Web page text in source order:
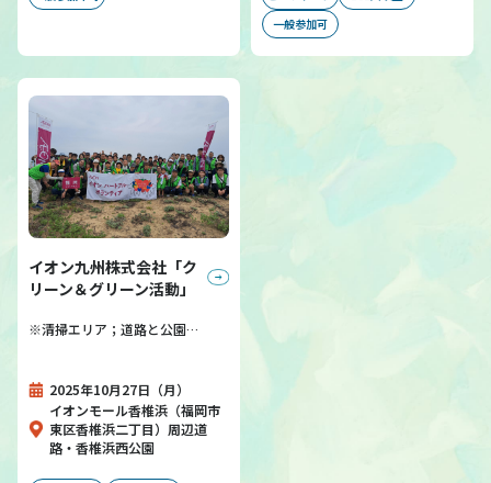
一般参加可
イオン九州株式会社「ク
リーン＆グリーン活動」
※清掃エリア；道路と公園…
2025年10月27日（月）
イオンモール香椎浜（福岡市
東区香椎浜二丁目）周辺道
路・香椎浜西公園